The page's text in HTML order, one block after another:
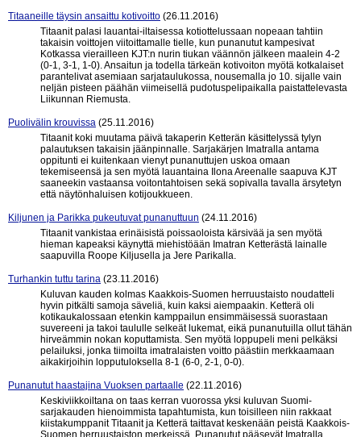
Titaaneille täysin ansaittu kotivoitto (26.11.2016)
Titaanit palasi lauantai-iltaisessa kotiottelussaan nopeaan tahtiin
takaisin voittojen viitoittamalle tielle, kun punanutut kampesivat
Kotkassa vierailleen KJT:n nurin tiukan väännön jälkeen maalein 4-2
(0-1, 3-1, 1-0). Ansaitun ja todella tärkeän kotivoiton myötä kotkalaiset
parantelivat asemiaan sarjataulukossa, nousemalla jo 10. sijalle vain
neljän pisteen päähän viimeisellä pudotuspelipaikalla paistattelevasta
Liikunnan Riemusta.
Puolivälin krouvissa (25.11.2016)
Titaanit koki muutama päivä takaperin Ketterän käsittelyssä tylyn
palautuksen takaisin jäänpinnalle. Sarjakärjen Imatralla antama
oppitunti ei kuitenkaan vienyt punanuttujen uskoa omaan
tekemiseensä ja sen myötä lauantaina Ilona Areenalle saapuva KJT
saaneekin vastaansa voitontahtoisen sekä sopivalla tavalla ärsytetyn
että näytönhaluisen kotijoukkueen.
Kiljunen ja Parikka pukeutuvat punanuttuun (24.11.2016)
Titaanit vankistaa erinäisistä poissaoloista kärsivää ja sen myötä
hieman kapeaksi käynyttä miehistöään Imatran Ketterästä lainalle
saapuvilla Roope Kiljusella ja Jere Parikalla.
Turhankin tuttu tarina (23.11.2016)
Kuluvan kauden kolmas Kaakkois-Suomen herruustaisto noudatteli
hyvin pitkälti samoja säveliä, kuin kaksi aiempaakin. Ketterä oli
kotikaukalossaan etenkin kamppailun ensimmäisessä suorastaan
suvereeni ja takoi taululle selkeät lukemat, eikä punanutuilla ollut tähän
hirveämmin nokan koputtamista. Sen myötä loppupeli meni pelkäksi
pelailuksi, jonka tiimoilta imatralaisten voitto päästiin merkkaamaan
aikakirjoihin lopputuloksella 8-1 (6-0, 2-1, 0-0).
Punanutut haastajina Vuoksen partaalle (22.11.2016)
Keskiviikkoiltana on taas kerran vuorossa yksi kuluvan Suomi-
sarjakauden hienoimmista tapahtumista, kun toisilleen niin rakkaat
kiistakumppanit Titaanit ja Ketterä taittavat keskenään peistä Kaakkois-
Suomen herruustaiston merkeissä. Punanutut pääsevät Imatralla